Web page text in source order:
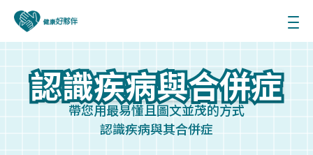
認識疾病與合併症
認識疾病與合併症
帶您用最易懂且圖文並茂的方式
認識疾病與其合併症